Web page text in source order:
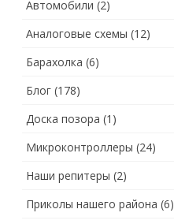
Автомобили (2)
Аналоговые схемы (12)
Барахолка (6)
Блог (178)
Доска позора (1)
Микроконтроллеры (24)
Наши репитеры (2)
Приколы нашего района (6)